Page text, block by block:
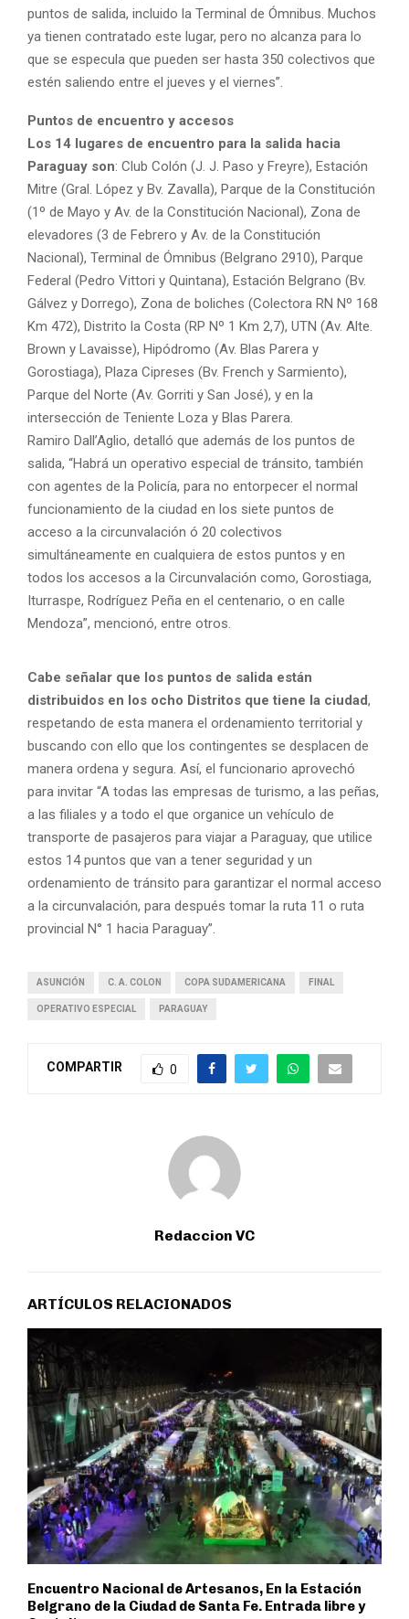
puntos de salida, incluido la Terminal de Ómnibus. Muchos
ya tienen contratado este lugar, pero no alcanza para lo
que se especula que pueden ser hasta 350 colectivos que
estén saliendo entre el jueves y el viernes”.
Puntos de encuentro y accesos
Los 14 lugares de encuentro para la salida hacia
Paraguay son: Club Colón (J. J. Paso y Freyre), Estación
Mitre (Gral. López y Bv. Zavalla), Parque de la Constitución
(1º de Mayo y Av. de la Constitución Nacional), Zona de
elevadores (3 de Febrero y Av. de la Constitución
Nacional), Terminal de Ómnibus (Belgrano 2910), Parque
Federal (Pedro Vittori y Quintana), Estación Belgrano (Bv.
Gálvez y Dorrego), Zona de boliches (Colectora RN Nº 168
Km 472), Distrito la Costa (RP Nº 1 Km 2,7), UTN (Av. Alte.
Brown y Lavaisse), Hipódromo (Av. Blas Parera y
Gorostiaga), Plaza Cipreses (Bv. French y Sarmiento),
Parque del Norte (Av. Gorriti y San José), y en la
intersección de Teniente Loza y Blas Parera.
Ramiro Dall’Aglio, detalló que además de los puntos de
salida, “Habrá un operativo especial de tránsito, también
con agentes de la Policía, para no entorpecer el normal
funcionamiento de la ciudad en los siete puntos de
acceso a la circunvalación ó 20 colectivos
simultáneamente en cualquiera de estos puntos y en
todos los accesos a la Circunvalación como, Gorostiaga,
Iturraspe, Rodríguez Peña en el centenario, o en calle
Mendoza”, mencionó, entre otros.
Cabe señalar que los puntos de salida están
distribuidos en los ocho Distritos que tiene la ciudad,
respetando de esta manera el ordenamiento territorial y
buscando con ello que los contingentes se desplacen de
manera ordena y segura. Así, el funcionario aprovechó
para invitar “A todas las empresas de turismo, a las peñas,
a las filiales y a todo el que organice un vehículo de
transporte de pasajeros para viajar a Paraguay, que utilice
estos 14 puntos que van a tener seguridad y un
ordenamiento de tránsito para garantizar el normal acceso
a la circunvalación, para después tomar la ruta 11 o ruta
provincial N° 1 hacia Paraguay”.
ASUNCIÓN C. A. COLON COPA SUDAMERICANA FINAL
OPERATIVO ESPECIAL PARAGUAY
COMPARTIR 0
Redaccion VC
ARTÍCULOS RELACIONADOS
Encuentro Nacional de Artesanos, En la Estación
Belgrano de la Ciudad de Santa Fe. Entrada libre y